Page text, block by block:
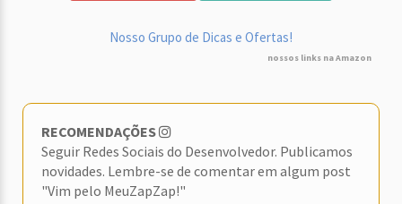
Nosso Grupo de Dicas e Ofertas!
nossos links na Amazon
RECOMENDAÇÕES
Seguir Redes Sociais do Desenvolvedor. Publicamos
novidades. Lembre-se de comentar em algum post
"Vim pelo MeuZapZap!"